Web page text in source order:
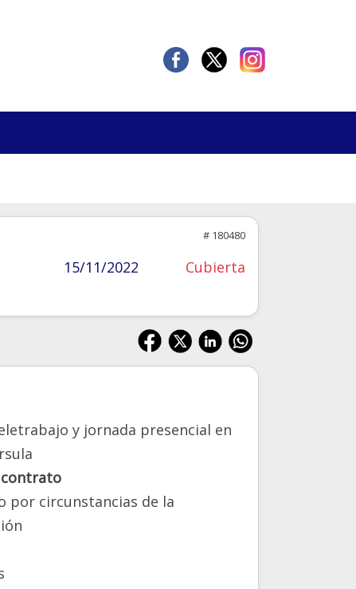
# 180480
15/11/2022 Cubierta
y jornada presencial en
por circunstancias de la